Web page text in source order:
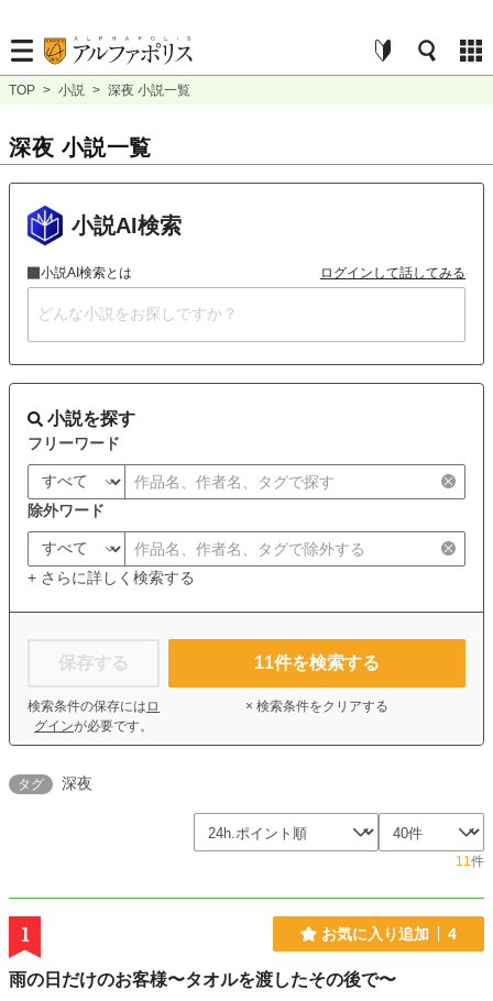
TOP > 小説 > 深夜 小説一覧
深夜 小説一覧
小説AI検索
小説AI検索とは ログインして話してみる
小説を探す
フリーワード
除外ワード
+ さらに詳しく検索する
保存する
検索条件の保存には ロ
グインが必要です。
11件を検索する
× 検索条件をクリアする
タグ 深夜
11件
1 お気に入り追加 4
雨の日だけのお客様〜タオルを渡したその後で〜